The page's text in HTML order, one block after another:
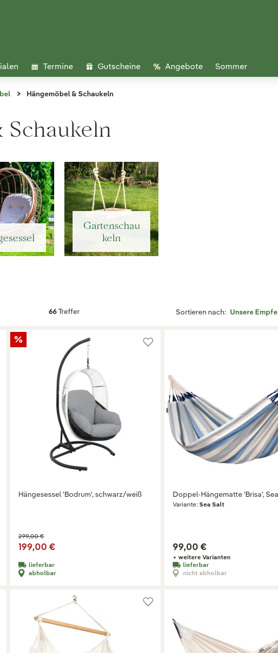
Termine Gutscheine Angebote Sommer
Hängemöbel & Schaukeln
Schaukeln
Gartenschau
keln
66Treffer Sortieren nach:
Hängesessel 'Bodrum', schwarz/weiß
299,00 €
199,00 €
lieferbar
abholbar
Doppel-Hängematte 'Brisa',
Variante: Sea Salt
99,00 €
+ weitere Varianten
lieferbar
nicht abholbar